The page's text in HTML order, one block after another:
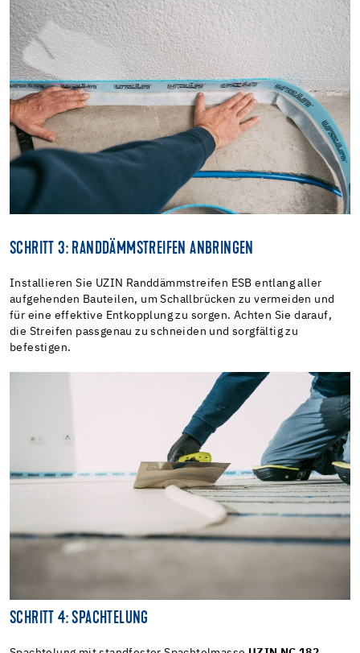
SCHRITT 3: RANDDÄMMSTREIFEN ANBRINGEN
Installieren Sie UZIN Randdämmstreifen ESB entlang aller
aufgehenden Bauteilen, um Schallbrücken zu vermeiden und
für eine effektive Entkopplung zu sorgen. Achten Sie darauf,
die Streifen passgenau zu schneiden und sorgfältig zu
befestigen.
SCHRITT 4: SPACHTELUNG